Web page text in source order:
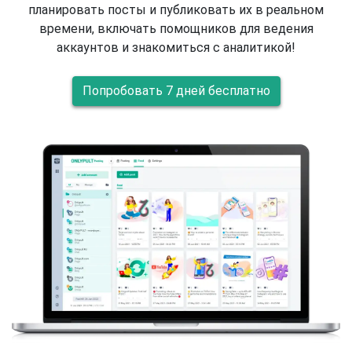
планировать посты и публиковать их в реальном
времени, включать помощников для ведения
аккаунтов и знакомиться с аналитикой!
Попробовать 7 дней бесплатно